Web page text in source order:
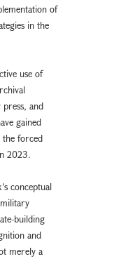
of
in the
use of
and
gained
the forced
2023.
conceptual
building
and
merely a